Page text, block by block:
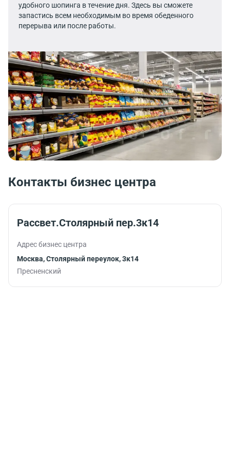
удобного шопинга в течение дня. Здесь вы сможете
запастись всем необходимым во время обеденного
перерыва или после работы.
Контакты бизнес центра
Рассвет.Столярный пер.3к14
Адрес бизнес центра
Москва, Столярный переулок, 3к14
Пресненский